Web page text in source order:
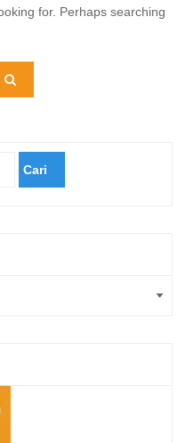
for. Perhaps searching
Cari